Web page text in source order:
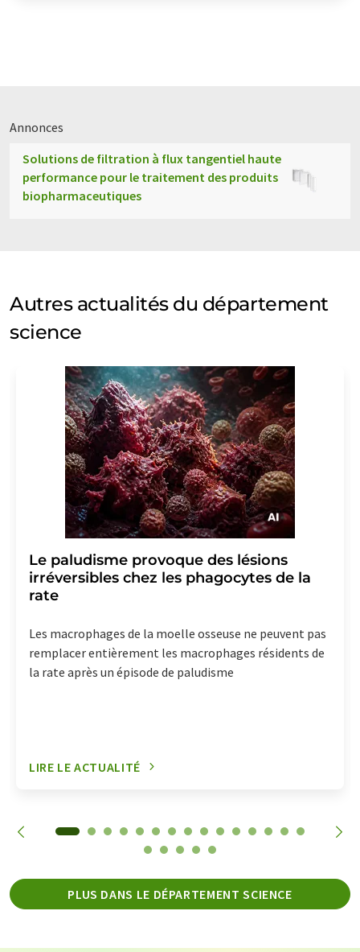
Annonces
Solutions de filtration à flux tangentiel haute
performance pour le traitement des produits
biopharmaceutiques
Autres actualités du département
science
Le paludisme provoque des lésions
irréversibles chez les phagocytes de la
rate
Les macrophages de la moelle osseuse ne peuvent pas
remplacer entièrement les macrophages résidents de
la rate après un épisode de paludisme
LIRE LE ACTUALITÉ
PLUS DANS LE DÉPARTEMENT SCIENCE